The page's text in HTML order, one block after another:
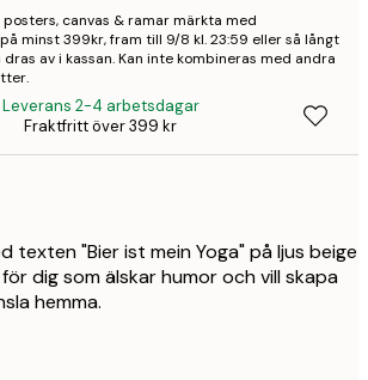
canvas & ramar märkta med
minst 399kr, fram till 9/8 kl. 23:59 eller så långt
av i kassan. Kan inte kombineras med andra
Leverans 2-4 arbetsdagar
Fraktfritt över 399 kr
texten "Bier ist mein Yoga" på ljus beige
dig som älskar humor och vill skapa
hemma.